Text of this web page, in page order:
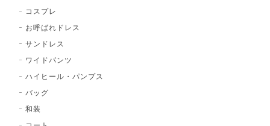
コスプレ
お呼ばれドレス
サンドレス
ワイドパンツ
ハイヒール・パンプス
バッグ
和装